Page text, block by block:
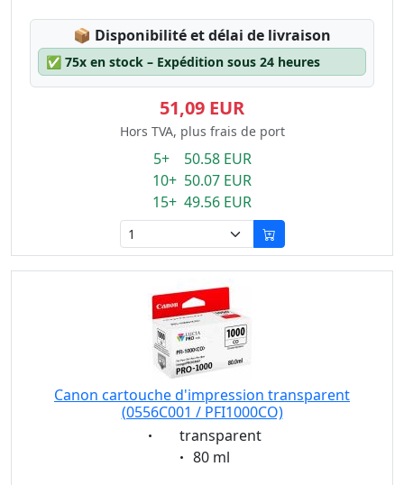
📦 Lagerstatus:
Disponibilité et délai de livraison
✅ 75x en stock – Expédition sous 24 heures
51,09 EUR
Hors TVA, plus frais de port
5+ 50.58 EUR
10+ 50.07 EUR
15+ 49.56 EUR
Canon cartouche d'impression transparent
(0556C001 / PFI1000CO)
Eigenschaft:
transparent
Eigenschaft:
80 ml